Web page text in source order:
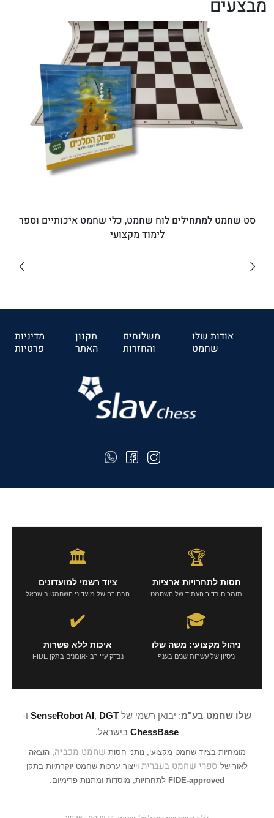
מבצעים
סט שחמט למתחילים לוח שחמט, כלי שחמט איכותיים וספר
לימוד מקצועי
אודות שלו
שחמט
משלוחים
והחזרות
תקנון
האתר
מדיניות
פרטיות
🏆
חסות לתחרויות ארציות
תומכים בדור העתיד של השחמט
🏛️
ציוד רשמי למועדונים
הבחירה של מועדוני השחמט בישראל
🎓
ניהול מקצועי: משה שלו
ניסיון של עשרות שנים בענף
✔️
איכות ללא פשרות
נבדק ע"י רבי-אומנים בתקן FIDE
שלו שחמט בע"מ: יבואן רשמי של SenseRobot AI, DGT
ו-
ChessBase בישראל.
מומחיות בציוד שחמט מקצועי, נותני חסות שחמט מכביה , הוצאה
לאור של ספרי שחמט בעברית וייצור ערכות שחמט יוקרתיות בתקן
FIDE-approved לתחרויות, מוסדות ומתנות פרימיום.